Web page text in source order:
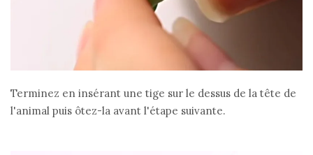
Terminez en insérant une tige sur le dessus de la tête de
l'animal puis ôtez-la avant l'étape suivante.